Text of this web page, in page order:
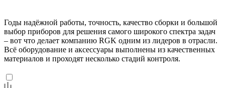
Годы надёжной работы, точность, качество сборки и большой
выбор приборов для решения самого широкого спектра задач
– вот что делает компанию RGK одним из лидеров в отрасли.
Всё оборудование и аксессуары выполнены из качественных
материалов и проходят несколько стадий контроля.